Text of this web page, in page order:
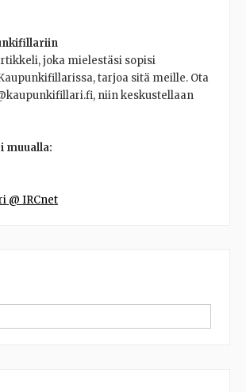
joka mielestäsi sopisi
tarjoa sitä meille. Ota
niin keskustellaan
muualla:
@ IRCnet